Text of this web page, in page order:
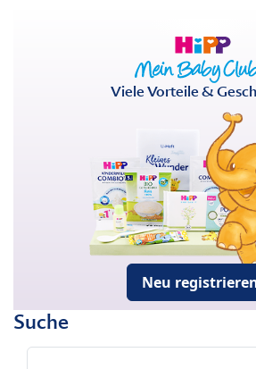
Viele Vorteile &
Neu
Suche